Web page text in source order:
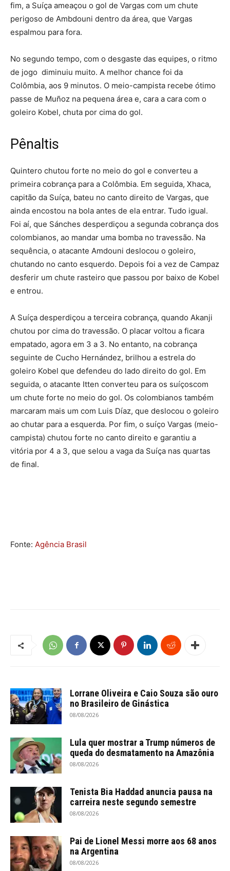
fim, a Suíça ameaçou o gol de Vargas com um chute
perigoso de Ambdouni dentro da área, que Vargas
espalmou para fora.
No segundo tempo, com o desgaste das equipes, o ritmo
de jogo diminuiu muito. A melhor chance foi da
Colômbia, aos 9 minutos. O meio-campista recebe ótimo
passe de Muñoz na pequena área e, cara a cara com o
goleiro Kobel, chuta por cima do gol.
Pênaltis
Quintero chutou forte no meio do gol e converteu a
primeira cobrança para a Colômbia. Em seguida, Xhaca,
capitão da Suíça, bateu no canto direito de Vargas, que
ainda encostou na bola antes de ela entrar. Tudo igual.
Foi aí, que Sánches desperdiçou a segunda cobrança dos
colombianos, ao mandar uma bomba no travessão. Na
sequência, o atacante Amdouni deslocou o goleiro,
chutando no canto esquerdo. Depois foi a vez de Campaz
desferir um chute rasteiro que passou por baixo de Kobel
e entrou.
A Suíça desperdiçou a terceira cobrança, quando Akanji
chutou por cima do travessão. O placar voltou a ficara
empatado, agora em 3 a 3. No entanto, na cobrança
seguinte de Cucho Hernández, brilhou a estrela do
goleiro Kobel que defendeu do lado direito do gol. Em
seguida, o atacante Itten converteu para os suíçoscom
um chute forte no meio do gol. Os colombianos também
marcaram mais um com Luis Díaz, que deslocou o goleiro
ao chutar para a esquerda. Por fim, o suíço Vargas (meio-
campista) chutou forte no canto direito e garantiu a
vitória por 4 a 3, que selou a vaga da Suíça nas quartas
de final.
Fonte: Agência Brasil
Lorrane Oliveira e Caio Souza são ouro
no Brasileiro de Ginástica
08/08/2026
Lula quer mostrar a Trump números de
queda do desmatamento na Amazônia
08/08/2026
Tenista Bia Haddad anuncia pausa na
carreira neste segundo semestre
08/08/2026
Pai de Lionel Messi morre aos 68 anos
na Argentina
08/08/2026